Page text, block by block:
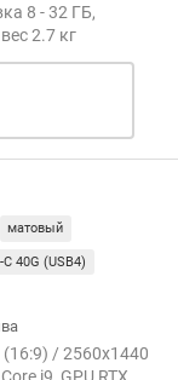
8 - 32 ГБ,
2.7 кг
матовый
C 40G (USB4)
(16:9) / 2560x1440
i9, GPU RTX